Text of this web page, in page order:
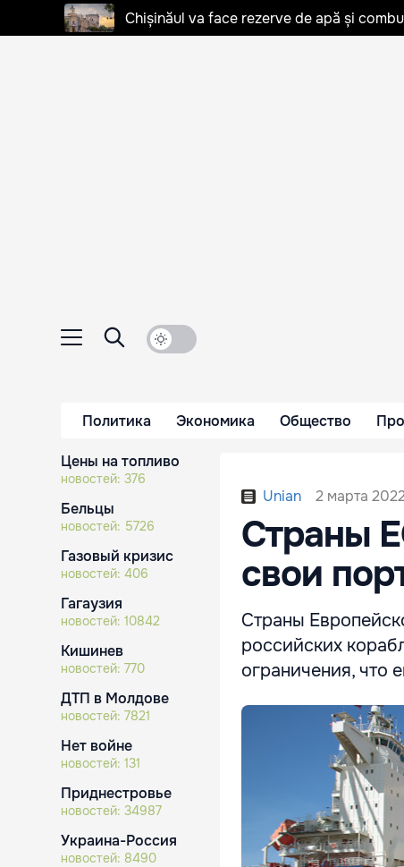
Chișinăul va face rezerve de apă și
Политика Экономика Общество
Цены на топливо
новостей: 376
Бельцы
новостей: 5726
Газовый кризис
новостей: 406
Гагаузия
новостей: 10842
Кишинев
новостей: 770
ДТП в Молдове
новостей: 7821
Нет войне
новостей: 131
Приднестровье
новостей: 34987
Украина-Россия
новостей: 8490
Unian 2 марта
Страны
свои
Страны
российских
ограничения, что